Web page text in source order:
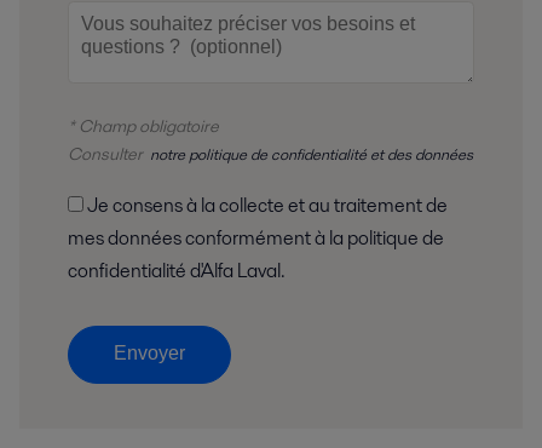
* Champ obligatoire
Consulter notre politique de confidentialité et des données
mes données conformément à la politique de
confidentialité d'Alfa Laval.
Envoyer